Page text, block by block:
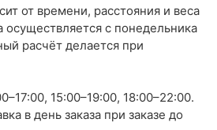
от времени, расстояния и веса
осуществляется с понедельника
расчёт делается при
15:00–19:00, 18:00–22:00.
в день заказа при заказе до